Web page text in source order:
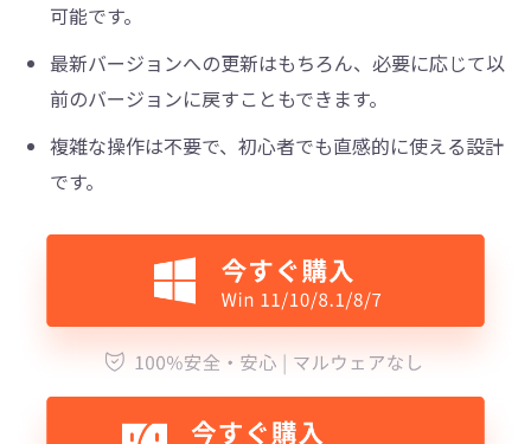
可能です。
最新バージョンへの更新はもちろん、必要に応じて以
前のバージョンに戻すこともできます。
複雑な操作は不要で、初心者でも直感的に使える設計
です。